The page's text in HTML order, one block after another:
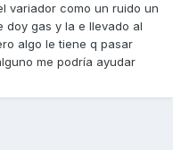
variador como un ruido un
gas y la e llevado al
algo le tiene q pasar
me podría ayudar